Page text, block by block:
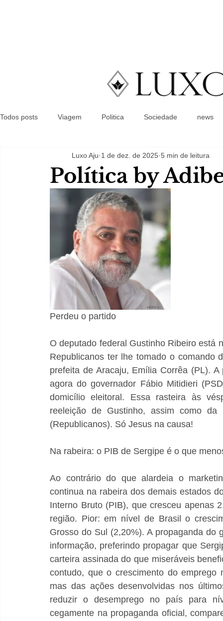
Todos posts Viagem Politica Sociedade news
Política by
Luxo Aju 1 de dez. de 2025 5 min de leitura
Perdeu o partido
O deputado federal Gustinho Ribeiro está
Republicanos ter lhe tomado o comando
prefeita de Aracaju, Emília Corrêa (PL).
agora do governador Fábio Mitidieri
domicílio eleitoral. Essa rasteira às
reeleição de Gustinho, assim como
(Republicanos). Só Jesus na causa!
Na rabeira: o PIB de Sergipe é o que
Ao contrário do que alardeia o
continua na rabeira dos demais estados
Interno Bruto (PIB), que cresceu apenas
região. Pior: em nível de Brasil o
Grosso do Sul (2,20%). A propaganda do
informação, preferindo propagar que
carteira assinada do que miseráveis
contudo, que o crescimento do
mas das ações desenvolvidas nos
reduzir o desemprego no país para
cegamente na propaganda oficial,